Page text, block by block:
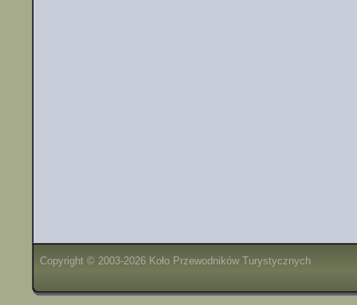
Copyright © 2003-2026 Koło Przewodników Turystycznych